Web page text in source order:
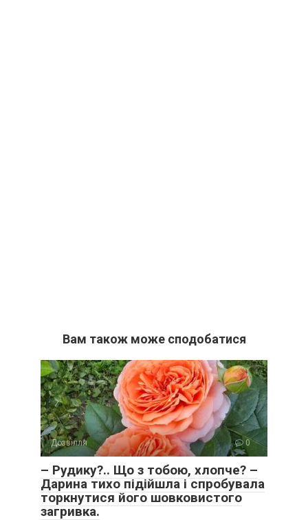
Вам також може сподобатися
Дозвілля 0
– Рудику?.. Що з тобою, хлопче? –
Дарина тихо підійшла і спробувала
торкнутися його шовковистого
загривка.